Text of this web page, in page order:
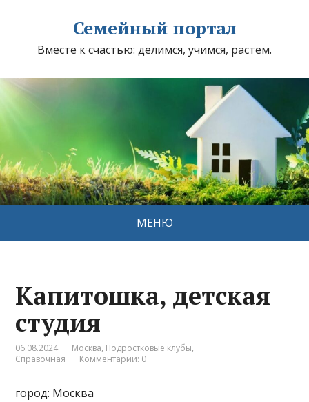
Семейный портал
Вместе к счастью: делимся, учимся, растем.
МЕНЮ
Капитошка, детская
студия
06.08.2024 Москва, Подростковые клубы,
Справочная
Комментарии: 0
город: Москва